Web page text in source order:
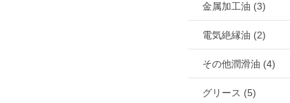
金属加工油 (3)
電気絶縁油 (2)
その他潤滑油 (4)
グリース (5)